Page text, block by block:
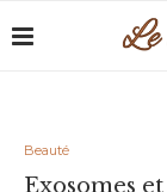
Beauté
Exosomes